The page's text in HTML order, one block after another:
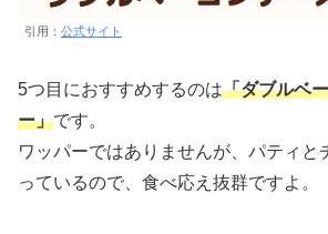
引用： 公式サイト
5つ目におすすめするのは「ダブルベ
ー」です。
ワッパーではありませんが、パティと
っているので、食べ応え抜群ですよ。